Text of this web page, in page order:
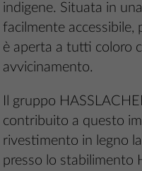
indigene. Situata in
facilmente accessibile,
è aperta a tutti coloro
avvicinamento.
Il gruppo
contribuito a questo
rivestimento in legno
presso lo stabilimento